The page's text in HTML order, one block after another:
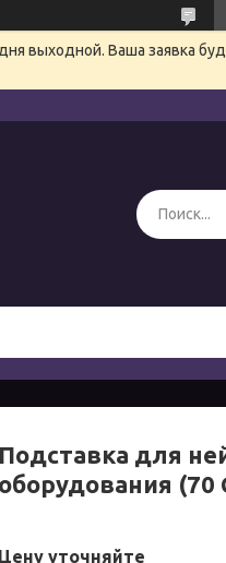
выходной. Ваша заявка
Подставка для
оборудования
Цену уточняйте